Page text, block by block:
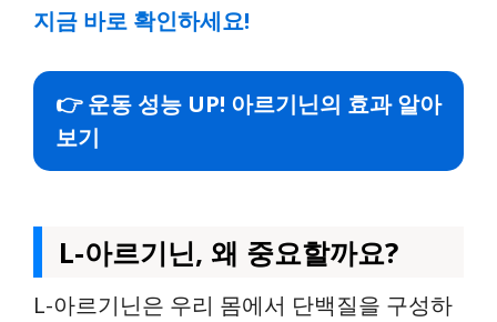
지금 바로 확인하세요!
👉 운동 성능 UP! 아르기닌의 효과 알아
보기
L-아르기닌, 왜 중요할까요?
L-아르기닌은 우리 몸에서 단백질을 구성하